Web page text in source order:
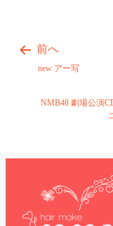
前へ
new アー写
NMB48 劇場公演